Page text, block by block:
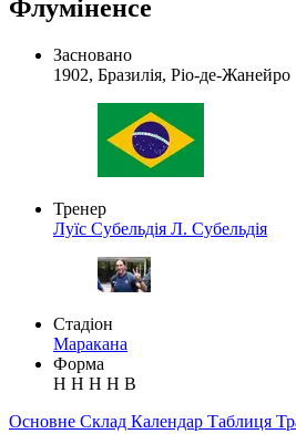
Флуміненсе
Засновано
1902, Бразилія, Ріо-де-Жанейро
Тренер
Луїс Субельдія Л. Субельдія
Стадіон
Маракана
Форма
Н Н Н Н В
Основне Склад Календар Таблиця